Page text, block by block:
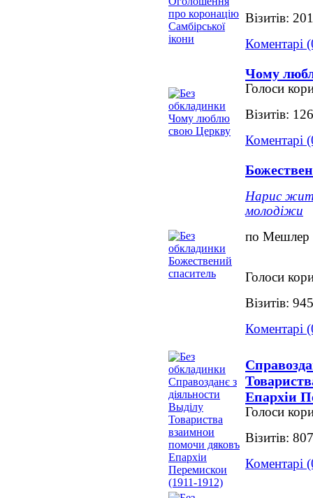
Візитів:
Коментарі
Чому
Голоси
Візитів:
Коментарі
Нарис
молодіжи
по Мешлер
Голоси
Візитів:
Коментарі
Епархіи
Голоси
Візитів:
Коментарі